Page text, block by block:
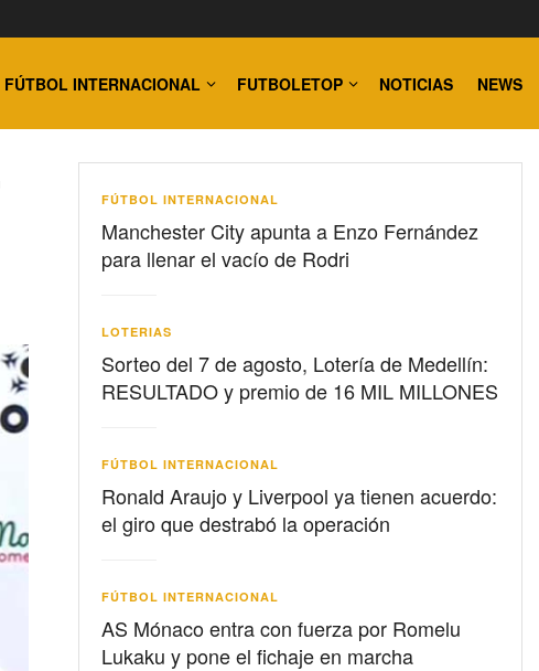
FÚTBOL INTERNACIONAL FUTBOLETOP NOTICIAS NEWS
FÚTBOL INTERNACIONAL
Manchester City apunta a Enzo Fernández
para llenar el vacío de Rodri
LOTERIAS
Sorteo del 7 de agosto, Lotería de Medellín:
RESULTADO y premio de 16 MIL MILLONES
FÚTBOL INTERNACIONAL
Ronald Araujo y Liverpool ya tienen acuerdo:
el giro que destrabó la operación
FÚTBOL INTERNACIONAL
AS Mónaco entra con fuerza por Romelu
Lukaku y pone el fichaje en marcha